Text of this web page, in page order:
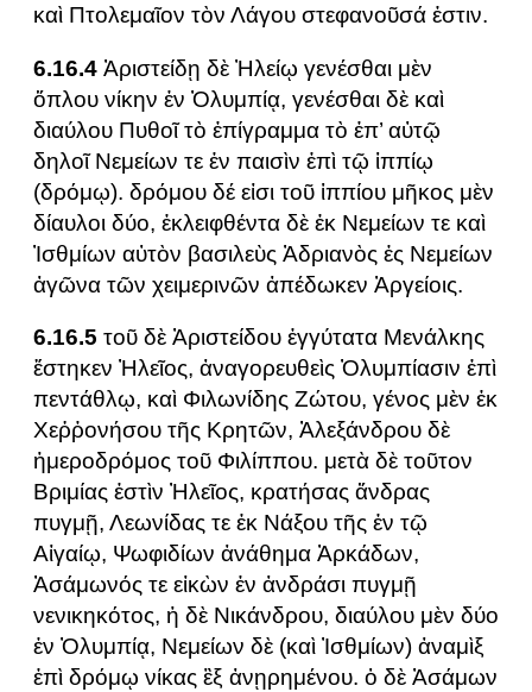
καὶ Πτολεμαῖον τὸν Λάγου στεφανοῦσά ἐστιν.
6.16.4 Ἀριστείδῃ δὲ Ἠλείῳ γενέσθαι μὲν
ὅπλου νίκην ἐν Ὀλυμπίᾳ, γενέσθαι δὲ καὶ
διαύλου Πυθοῖ τὸ ἐπίγραμμα τὸ ἐπ’ αὐτῷ
δηλοῖ Νεμείων τε ἐν παισὶν ἐπὶ τῷ ἱππίῳ
(δρόμῳ). δρόμου δέ εἰσι τοῦ ἱππίου μῆκος μὲν
δίαυλοι δύο, ἐκλειφθέντα δὲ ἐκ Νεμείων τε καὶ
Ἰσθμίων αὐτὸν βασιλεὺς Ἀδριανὸς ἐς Νεμείων
ἀγῶνα τῶν χειμερινῶν ἀπέδωκεν Ἀργείοις.
6.16.5 τοῦ δὲ Ἀριστείδου ἐγγύτατα Μενάλκης
ἕστηκεν Ἠλεῖος, ἀναγορευθεὶς Ὀλυμπίασιν ἐπὶ
πεντάθλῳ, καὶ Φιλωνίδης Ζώτου, γένος μὲν ἐκ
Χεῤῥονήσου τῆς Κρητῶν, Ἀλεξάνδρου δὲ
ἡμεροδρόμος τοῦ Φιλίππου. μετὰ δὲ τοῦτον
Βριμίας ἐστὶν Ἠλεῖος, κρατήσας ἄνδρας
πυγμῇ, Λεωνίδας τε ἐκ Νάξου τῆς ἐν τῷ
Αἰγαίῳ, Ψωφιδίων ἀνάθημα Ἀρκάδων,
Ἀσάμωνός τε εἰκὼν ἐν ἀνδράσι πυγμῇ
νενικηκότος, ἡ δὲ Νικάνδρου, διαύλου μὲν δύο
ἐν Ὀλυμπίᾳ, Νεμείων δὲ (καὶ Ἰσθμίων) ἀναμὶξ
ἐπὶ δρόμῳ νίκας ἓξ ἀνῃρημένου. ὁ δὲ Ἀσάμων